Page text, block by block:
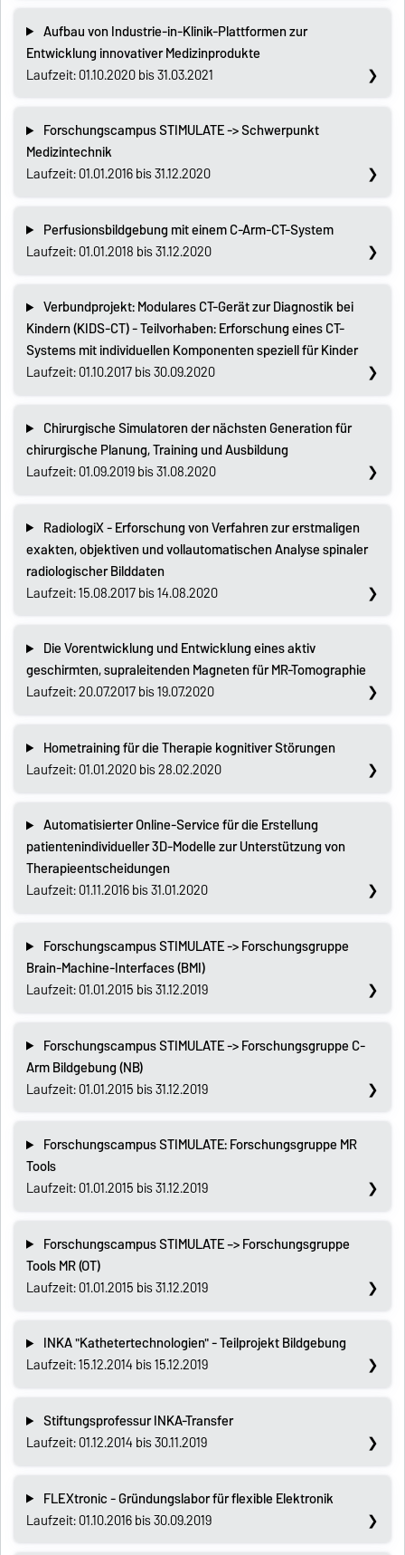
Aufbau von Industrie-in-Klinik-Plattformen zur
Entwicklung innovativer Medizinprodukte
Laufzeit: 01.10.2020 bis 31.03.2021
Forschungscampus STIMULATE -> Schwerpunkt
Medizintechnik
Laufzeit: 01.01.2016 bis 31.12.2020
Perfusionsbildgebung mit einem C-Arm-CT-System
Laufzeit: 01.01.2018 bis 31.12.2020
Verbundprojekt: Modulares CT-Gerät zur Diagnostik bei
Kindern (KIDS-CT) - Teilvorhaben: Erforschung eines CT-
Systems mit individuellen Komponenten speziell für Kinder
Laufzeit: 01.10.2017 bis 30.09.2020
Chirurgische Simulatoren der nächsten Generation für
chirurgische Planung, Training und Ausbildung
Laufzeit: 01.09.2019 bis 31.08.2020
RadiologiX - Erforschung von Verfahren zur erstmaligen
exakten, objektiven und vollautomatischen Analyse spinaler
radiologischer Bilddaten
Laufzeit: 15.08.2017 bis 14.08.2020
Die Vorentwicklung und Entwicklung eines aktiv
geschirmten, supraleitenden Magneten für MR-Tomographie
Laufzeit: 20.07.2017 bis 19.07.2020
Hometraining für die Therapie kognitiver Störungen
Laufzeit: 01.01.2020 bis 28.02.2020
Automatisierter Online-Service für die Erstellung
patientenindividueller 3D-Modelle zur Unterstützung von
Therapieentscheidungen
Laufzeit: 01.11.2016 bis 31.01.2020
Forschungscampus STIMULATE -> Forschungsgruppe
Brain-Machine-Interfaces (BMI)
Laufzeit: 01.01.2015 bis 31.12.2019
Forschungscampus STIMULATE -> Forschungsgruppe C-
Arm Bildgebung (NB)
Laufzeit: 01.01.2015 bis 31.12.2019
Forschungscampus STIMULATE: Forschungsgruppe MR
Tools
Laufzeit: 01.01.2015 bis 31.12.2019
Forschungscampus STIMULATE –> Forschungsgruppe
Tools MR (OT)
Laufzeit: 01.01.2015 bis 31.12.2019
INKA "Kathetertechnologien" - Teilprojekt Bildgebung
Laufzeit: 15.12.2014 bis 15.12.2019
Stiftungsprofessur INKA-Transfer
Laufzeit: 01.12.2014 bis 30.11.2019
FLEXtronic - Gründungslabor für flexible Elektronik
Laufzeit: 01.10.2016 bis 30.09.2019